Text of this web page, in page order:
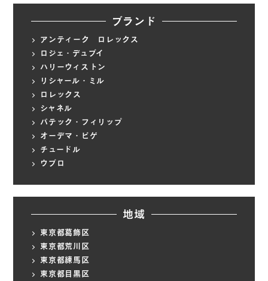
ブランド
アンティーク ロレックス
ロジェ・デュブイ
ハリーウィストン
リシャール・ミル
ロレックス
シャネル
パテック・フィリップ
オーデマ・ピゲ
チュードル
ウブロ
地域
東京都葛飾区
東京都荒川区
東京都練馬区
東京都目黒区